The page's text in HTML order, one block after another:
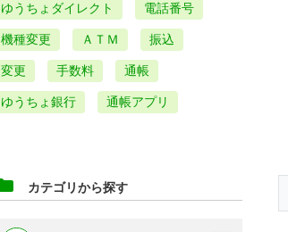
ゆうちょダイレクト 電話番号
機種変更 ＡＴＭ 振込
変更 手数料 通帳
ゆうちょ銀行 通帳アプリ
カテゴリから探す